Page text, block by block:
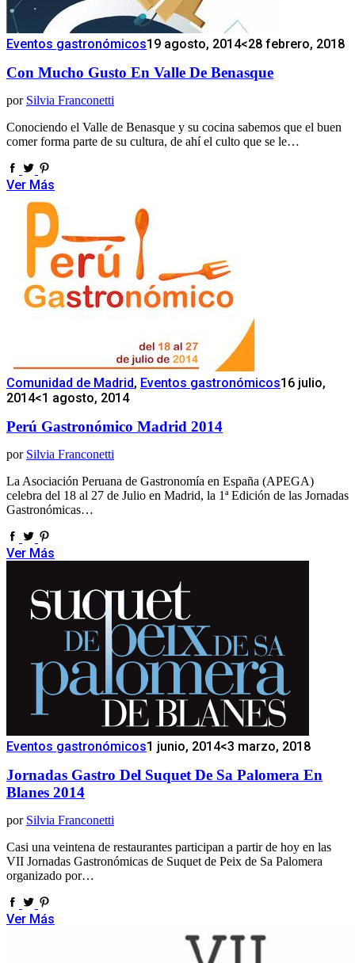
Eventos gastronómicos19 agosto, 2014<28 febrero, 2018
Con Mucho Gusto En Valle De Benasque
por Silvia Franconetti
Conociendo el Valle de Benasque y su cocina sabemos que el buen
comer forma parte de su cultura, de ahí el culto que se le…
Ver Más
Comunidad de Madrid, Eventos gastronómicos16 julio,
2014<1 agosto, 2014
Perú Gastronómico Madrid 2014
por Silvia Franconetti
La Asociación Peruana de Gastronomía en España (APEGA)
celebra del 18 al 27 de Julio en Madrid, la 1ª Edición de las Jornadas
Gastronómicas…
Ver Más
Eventos gastronómicos1 junio, 2014<3 marzo, 2018
Jornadas Gastro Del Suquet De Sa Palomera En
Blanes 2014
por Silvia Franconetti
Casi una veintena de restaurantes participan a partir de hoy en las
VII Jornadas Gastronómicas de Suquet de Peix de Sa Palomera
organizado por…
Ver Más